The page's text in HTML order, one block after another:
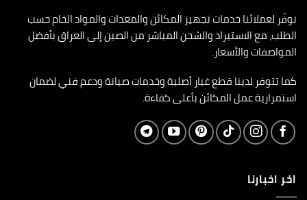
نوفّر لعملائنا خدمات تجهيز المكائن والمعدات والمواد الخام حسب
الطلب، مع الاستيراد والشحن المباشر من الصين إلى العراق بأفضل
المواصفات والأسعار.
كما تتوفر لدينا قطع غيار أصلية وخدمات صيانة ودعم فني لضمان
استمرارية عمل المكائن بأعلى كفاءة.
اخر اخبارنا